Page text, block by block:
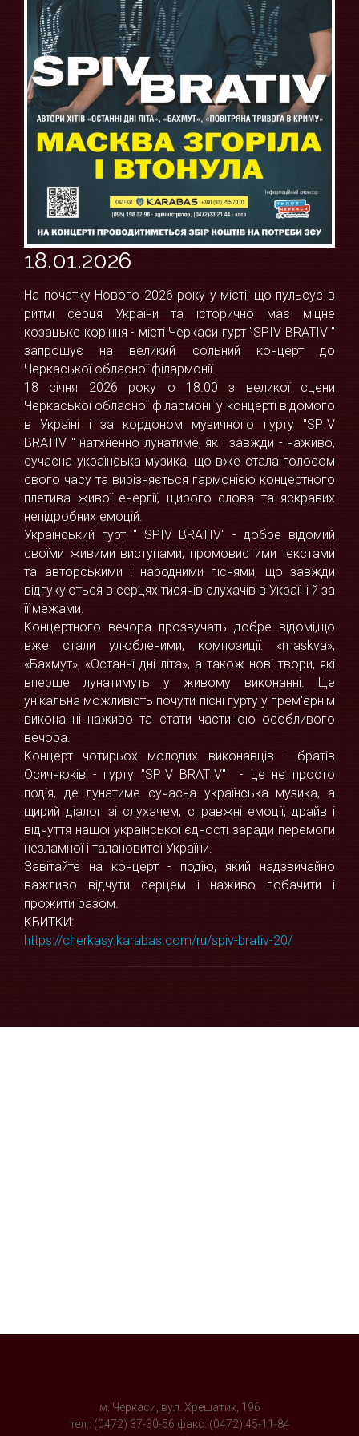
18.01.2026
На початку Нового 2026 року у місті, що пульсує в
ритмі серця України та історично має міцне
козацьке коріння - місті Черкаси гурт "SPIV BRATIV "
запрошує на великий сольний концерт до
Черкаської обласної філармонії.
18 січня 2026 року о 18.00 з великої сцени
Черкаської обласної філармонії у концерті відомого
в Україні і за кордоном музичного гурту "SPIV
BRATIV " натхненно лунатиме, як і завжди - наживо,
сучасна українська музика, що вже стала голосом
свого часу та вирізняється гармонією концертного
плетива живої енергії, щирого слова та яскравих
непідробних емоцій.
Український гурт " SPIV BRATIV" - добре відомий
своїми живими виступами, промовистими текстами
та авторськими і народними піснями, що завжди
відгукуються в серцях тисячів слухачів в Україні й за
її межами.
Концертного вечора прозвучать добре відомі,що
вже стали улюбленими, композиції: «maskva»,
«Бахмут», «Останні дні літа», а також нові твори, які
вперше лунатимуть у живому виконанні. Це
унікальна можливість почути пісні гурту у прем'єрнім
виконанні наживо та стати частиною особливого
вечора.
Концерт чотирьох молодих виконавців - братів
Осичнюків - гурту "SPIV BRATIV" - це не просто
подія, де лунатиме сучасна українська музика, а
щирий діалог зі слухачем, справжні емоції, драйв і
відчуття нашої української єдності заради перемоги
незламної і талановитої України.
Завітайте на концерт - подію, який надзвичайно
важливо відчути серцем і наживо побачити і
прожити разом.
КВИТКИ:
https://cherkasy.karabas.com/ru/spiv-brativ-20/
м. Черкаси, вул. Хрещатик, 196
тел.: (0472) 37-30-56 факс: (0472) 45-11-84